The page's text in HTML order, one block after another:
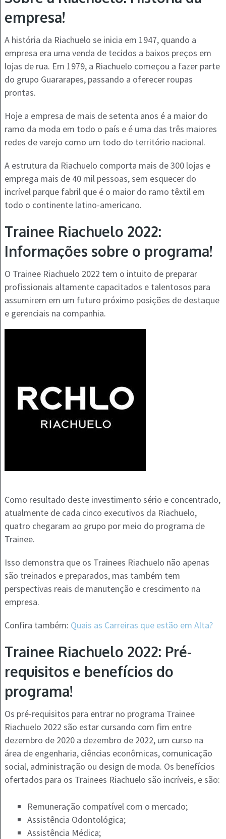
empresa!
A história da Riachuelo se inicia em 1947, quando a
empresa era uma venda de tecidos a baixos preços em
lojas de rua. Em 1979, a Riachuelo começou a fazer parte
do grupo Guararapes, passando a oferecer roupas
prontas.
Hoje a empresa de mais de setenta anos é a maior do
ramo da moda em todo o país e é uma das três maiores
redes de varejo como um todo do território nacional.
A estrutura da Riachuelo comporta mais de 300 lojas e
emprega mais de 40 mil pessoas, sem esquecer do
incrível parque fabril que é o maior do ramo têxtil em
todo o continente latino-americano.
Trainee Riachuelo 2022:
Informações sobre o programa!
O Trainee Riachuelo 2022 tem o intuito de preparar
profissionais altamente capacitados e talentosos para
assumirem em um futuro próximo posições de destaque
e gerenciais na companhia.
Como resultado deste investimento sério e concentrado,
atualmente de cada cinco executivos da Riachuelo,
quatro chegaram ao grupo por meio do programa de
Trainee.
Isso demonstra que os Trainees Riachuelo não apenas
são treinados e preparados, mas também tem
perspectivas reais de manutenção e crescimento na
empresa.
Confira também: Quais as Carreiras que estão em Alta?
Trainee Riachuelo 2022: Pré-
requisitos e benefícios do
programa!
Os pré-requisitos para entrar no programa Trainee
Riachuelo 2022 são estar cursando com fim entre
dezembro de 2020 a dezembro de 2022, um curso na
área de engenharia, ciências econômicas, comunicação
social, administração ou design de moda. Os benefícios
ofertados para os Trainees Riachuelo são incríveis, e são:
Remuneração compatível com o mercado;
Assistência Odontológica;
Assistência Médica;